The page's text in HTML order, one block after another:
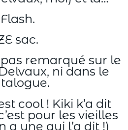
Flash.
sac.
pas remarqué sur le
ni dans le
cool ! Kiki k’a dit
pour les vieilles
a une qui l’a dit !)